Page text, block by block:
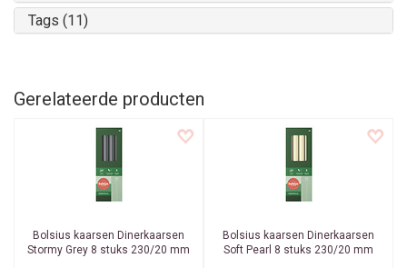
Tags (11)
Gerelateerde producten
Bolsius kaarsen Dinerkaarsen
Stormy Grey 8 stuks 230/20 mm
Bolsius kaarsen Dinerkaarsen
Soft Pearl 8 stuks 230/20 mm